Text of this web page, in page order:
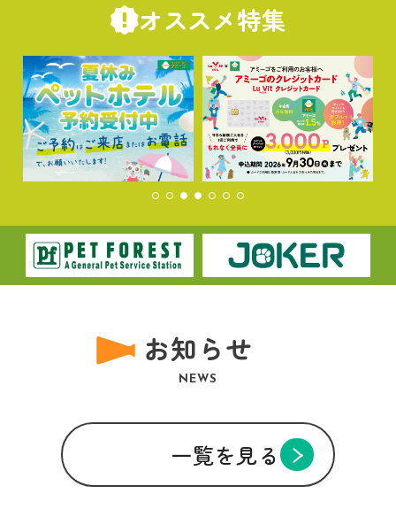
オススメ特集
お知らせ
NEWS
一覧を見る